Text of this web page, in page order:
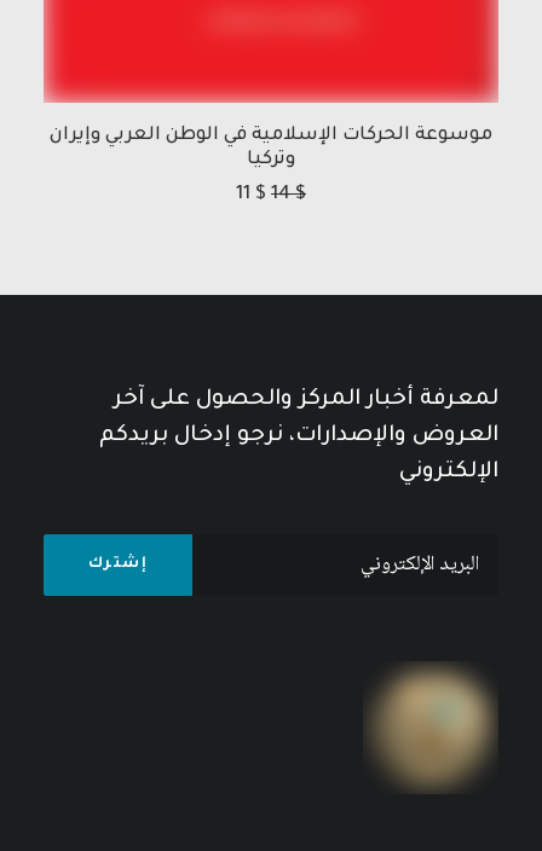
موسوعة الحركات الإسلامية في الوطن العربي وإيران
وتركيا
14$
11 $
لمعرفة أخبار المركز والحصول على آخر
العروض والإصدارات، نرجو إدخال بريدكم
الإلكتروني